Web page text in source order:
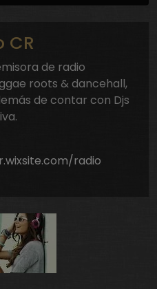
CR
de radio
roots & dancehall,
de contar con Djs
radio